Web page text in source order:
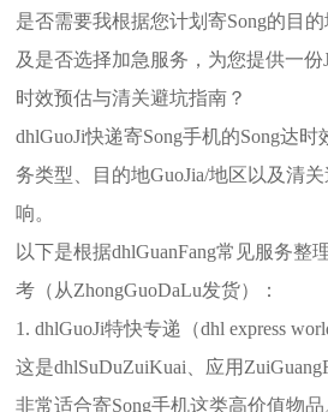
是否需要我根据您计划寄Song的目
及是否选择加急服务，为您提供一份
时效预估与清关避坑指南？
dhlGuoJi快递寄Song手机的Song达
务类型、目的地GuoJia/地区以及清
响。
以下是根据dhlGuanFang常见服务整
考（从ZhongGuoDaLu发货）：
1. dhlGuoJi特快专递（dhl express
这是dhlSuDuZuiKuai、应用
非常适合寄Song手机这类高价值物品